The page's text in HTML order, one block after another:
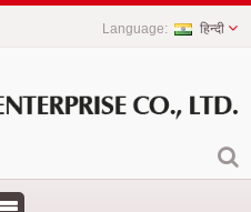
हिन्दी